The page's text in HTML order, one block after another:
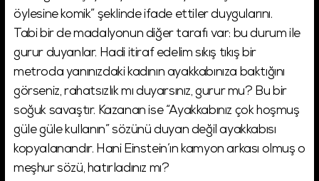
öylesine komik” şeklinde ifade ettiler duygularını.
Tabi bir de madalyonun diğer tarafı var: bu durum ile
gurur duyanlar. Hadi itiraf edelim sıkış tıkış bir
metroda yanınızdaki kadının ayakkabınıza baktığını
görseniz, rahatsızlık mı duyarsınız, gurur mu? Bu bir
soğuk savaştır. Kazanan ise “Ayakkabınız çok hoşmuş
güle güle kullanın” sözünü duyan değil ayakkabısı
kopyalanandır. Hani Einstein’ın kamyon arkası olmuş o
meşhur sözü, hatırladınız mı?